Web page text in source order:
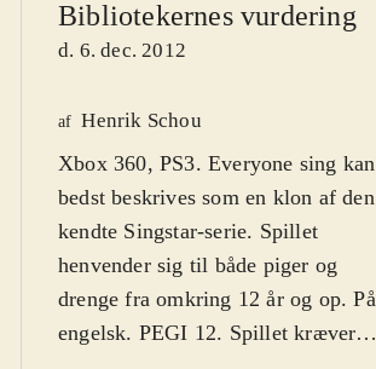
Bibliotekernes vurdering
d. 6. dec. 2012
af Henrik Schou
Xbox 360, PS3. Everyone sing kan
bedst beskrives som en klon af den
kendte Singstar-serie. Spillet
henvender sig til både piger og
drenge fra omkring 12 år og op. På
engelsk. PEGI 12. Spillet kræver